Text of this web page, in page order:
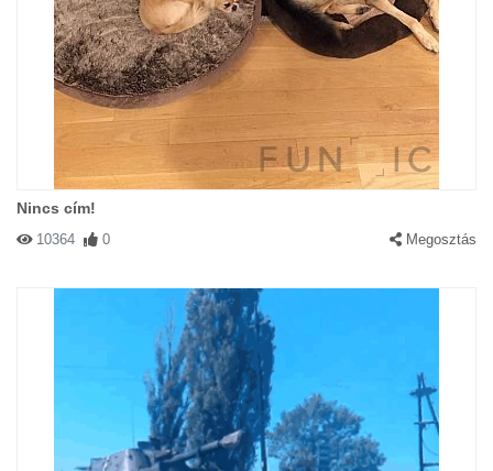
Nincs cím!
10364 0 Megosztás